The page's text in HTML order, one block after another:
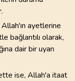
ayetlerine
bağlantılı olarak,
dair bir uyarı
ise, Allah'a itaat